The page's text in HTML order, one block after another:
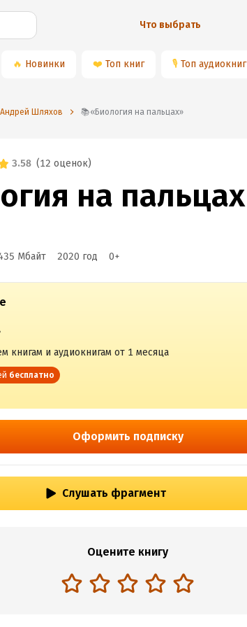
Что выбрать
🔥 Новинки ❤️ Топ книг 🎙 Топ аудиокниг
Шляхов 📚«Биология на пальцах»
3.58 (12 оценок)
на пальцах
Мбайт 2020 год 0+
книгам и аудиокнигам от 1 месяца
бесплатно
Оформить подписку
Слушать фрагмент
Оцените книгу